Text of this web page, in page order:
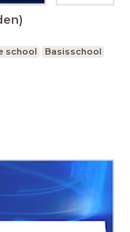
school
Basisschool